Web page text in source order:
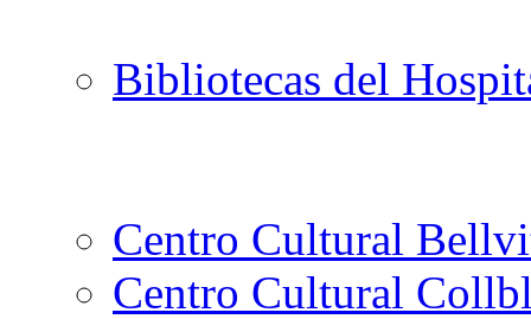
Bibliotecas del
Centro Cultural
Centro Cultural